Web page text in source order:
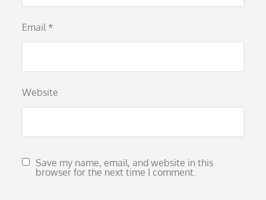
Email *
Website
Save my name, email, and website in this
browser for the next time I comment.